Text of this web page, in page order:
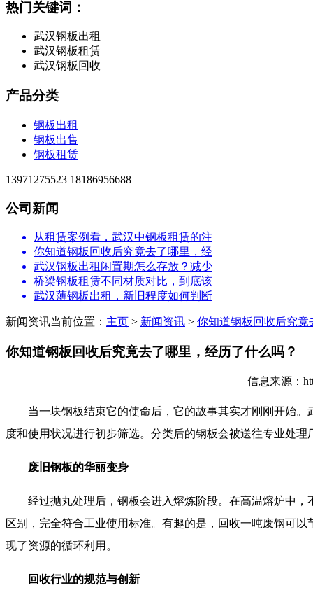
热门关键词：
武汉钢板出租
武汉钢板租赁
武汉钢板回收
产品分类
钢板出租
钢板出售
钢板租赁
13971275523 18186956688
公司新闻
从租赁案例看，武汉中钢板租赁的注
你知道钢板回收后究竟去了哪里，经
武汉钢板出租闲置期怎么存放？减少
桥梁钢板租赁不同材质对比，到底该
武汉薄钢板出租，新旧程度如何判断
新闻资讯当前位置： 主页 > 新闻资讯 > 你知道钢板回收后究
你知道钢板回收后究竟去了哪里，经历了什么吗？
信息来源：
当一块钢板结束它的使命后，它的故事其实才刚刚开始。
度和使用状况进行初步筛选。分类后的钢板会被送往专业处
废旧钢板的华丽变身
经过抛丸处理后，钢板会进入熔炼阶段。在高温熔炉中，
区别，完全符合工业使用标准。有趣的是，回收一吨废钢可
现了资源的循环利用。
回收行业的规范与创新